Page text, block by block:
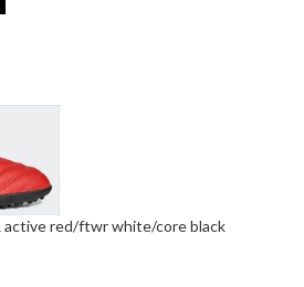
active red/ftwr white/core black